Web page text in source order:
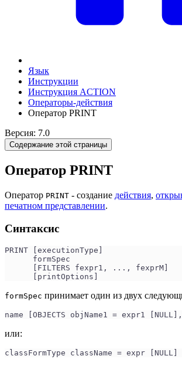
Язык
Инструкции
Инструкция ACTION
Операторы-действия
Оператор PRINT
Версия: 7.0
Содержание этой страницы
Оператор PRINT
Оператор PRINT - создание действия,
печатном представлении.
Синтаксис
PRINT [executionType]
      formSpec
      [FILTERS fexpr1, ..., fexprM]
      [printOptions]
formSpec принимает один из двух
name [OBJECTS objName1 = expr1
или:
classFormType className = expr [NULL]